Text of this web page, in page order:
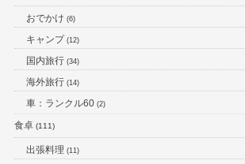
おでかけ (6)
キャンプ (12)
国内旅行(34)
海外旅行(14)
車：ランクル60(2)
食卓(111)
出張料理 (11)